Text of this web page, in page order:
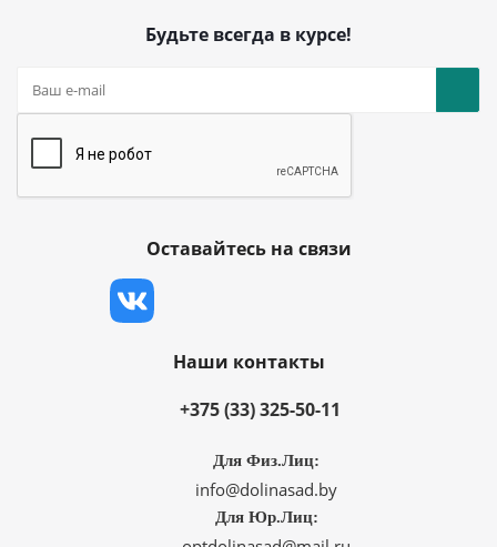
Будьте всегда в курсе!
Оставайтесь на связи
Наши контакты
+375 (33) 325-50-11
Для Физ.Лиц:
info@dolinasad.by
Для Юр.Лиц: